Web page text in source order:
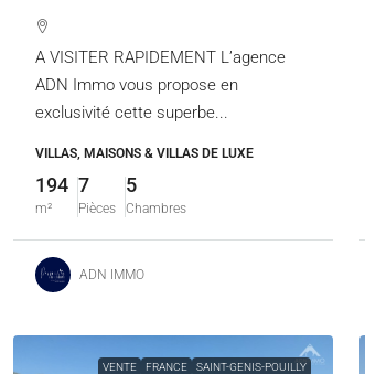
A VISITER RAPIDEMENT L’agence
ADN Immo vous propose en
exclusivité cette superbe...
VILLAS, MAISONS & VILLAS DE LUXE
194
m²
7
Pièces
5
Chambres
ADN IMMO
VENTE FRANCE SAINT-GENIS-POUILLY